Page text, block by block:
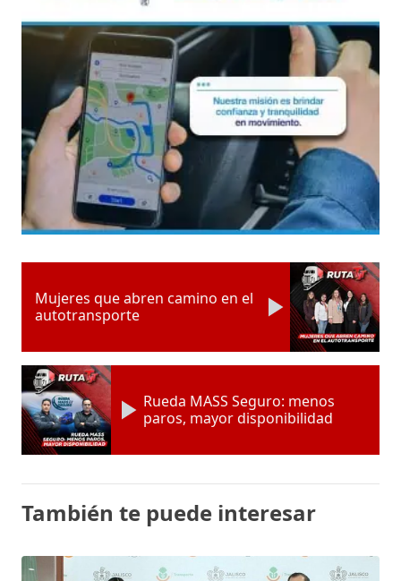
Mujeres que abren camino en el
autotransporte
Rueda MASS Seguro: menos
paros, mayor disponibilidad
También te puede interesar